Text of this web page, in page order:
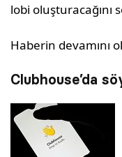
lobi oluşturacağını
Haberin devamını
Clubhouse’da